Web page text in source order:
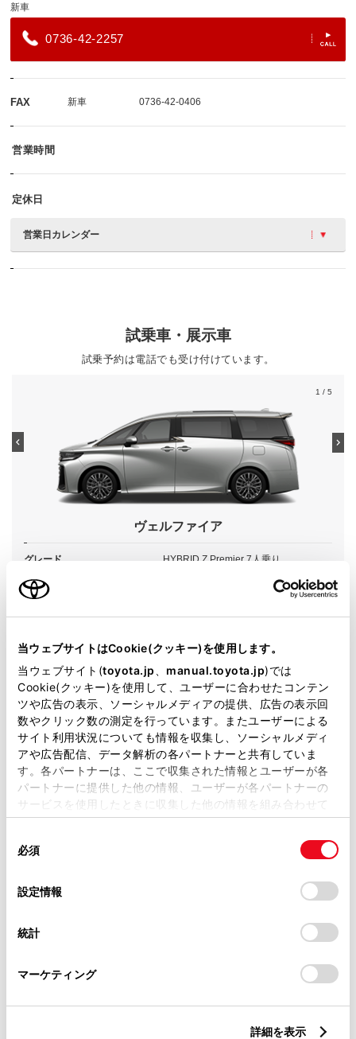
当ウェブサイトはCookie(クッキー)を使用します。
当ウェブサイト(toyota.jp manual.toyota.jp)では
Cookie(クッキー)を使用して、ユーザーに合わせたコンテン
ツや広告の表示、ソーシャルメディアの提供、広告の表示回
数やクリック数の測定を行っています。またユーザーによる
サイト利用状況についても情報を収集し、ソーシャルメディ
アや広告配信、データ解析の各パートナーと共有していま
す。各パートナーは、ここで収集された情報とユーザーが各
パートナーに提供した他の情報、ユーザーが各パートナーの
サービスを使用したときに収集した他の情報を組み合わせて
使用することがあります。当ウェブサイトの使用を続行する
デバイスにすべてのCookie(クッキー)が保存されることに同
意したことになります。Cookie(クッキー)のオプトアウト、
設定の変更、同意を撤回したりするにあたっては、当社の
「Cookie（クッキー）情報の取り扱いについて
」をご覧くだ
必須
設定情報
統計
マーケティング
詳細を表示
新車
0736-42-2257
FAX 新車 0736-42-0406
営業時間
定休日
営業日カレンダー
試乗車・展示車
試乗予約は電話でも受け付けています。
1 / 5
ヴェルファイア
グレード HYBRID Z Premier 7人乗り
カラー
駆動方式 2WD FF
試乗予約
施設情報・サービス